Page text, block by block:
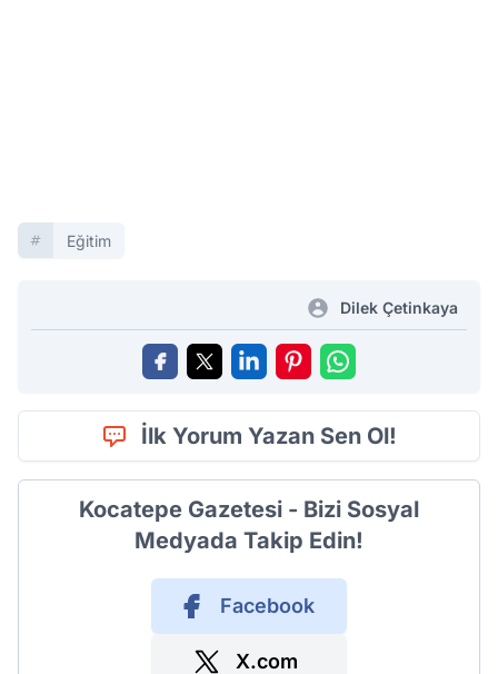
Eğitim
Dilek Çetinkaya
İlk Yorum Yazan Sen Ol!
Kocatepe Gazetesi - Bizi Sosyal
Medyada Takip Edin!
Facebook
X.com